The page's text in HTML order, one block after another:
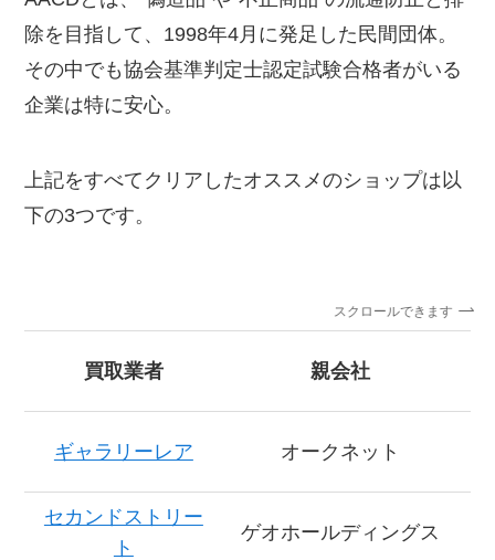
除を目指して、1998年4月に発足した民間団体。
その中でも協会基準判定士認定試験合格者がいる
企業は特に安心。
上記をすべてクリアしたオススメのショップは以
下の3つです。
スクロールできます
買取業者 親会社
ギャラリーレア オークネット
セカンドストリー
ト
ゲオホールディングス